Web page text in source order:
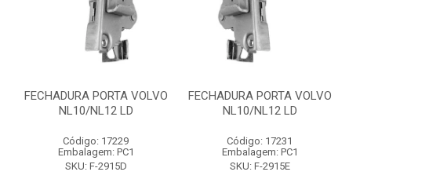
FECHADURA PORTA VOLVO
NL10/NL12 LD
Código: 17229
Embalagem: PC1
SKU: F-2915D
FECHADURA PORTA VOLVO
NL10/NL12 LD
Código: 17231
Embalagem: PC1
SKU: F-2915E